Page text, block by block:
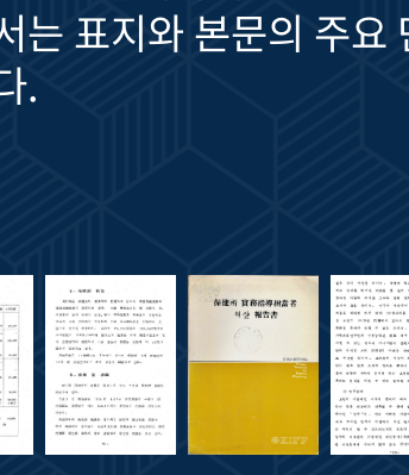
는 표지와 본문의 주요
.